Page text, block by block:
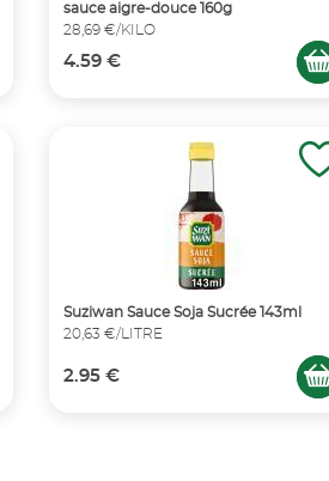
sauce aigre-douce 160g
28,69 €/KILO
4.59 €
Suziwan Sauce Soja Sucrée 143ml
20,63 €/LITRE
2.95 €